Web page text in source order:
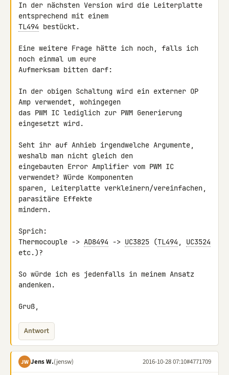
In der nächsten Version wird die Leiterplatte
TL494 bestückt.
Eine weitere Frage hätte ich noch, falls ich
noch einmal um eure
Aufmerksam bitten darf:
In der obigen Schaltung wird ein externer OP
Amp verwendet, wohingegen
das PWM IC lediglich zur PWM Generierung
eingesetzt wird.
Seht ihr auf Anhieb irgendwelche Argumente,
weshalb man nicht gleich den
eingebauten Error Amplifier vom PWM IC
verwendet? Würde Komponenten
sparen, Leiterplatte verkleinern/vereinfachen,
parasitäre Effekte
mindern.
Sprich:
Thermocouple -> AD8494 -> UC3825 (TL494 , UC3524
etc.)?
So würde ich es jedenfalls in meinem Ansatz
andenken.
Gruß,
Antwort
JW Jens W.(jensw) 2016-10-28 07:10#4771709